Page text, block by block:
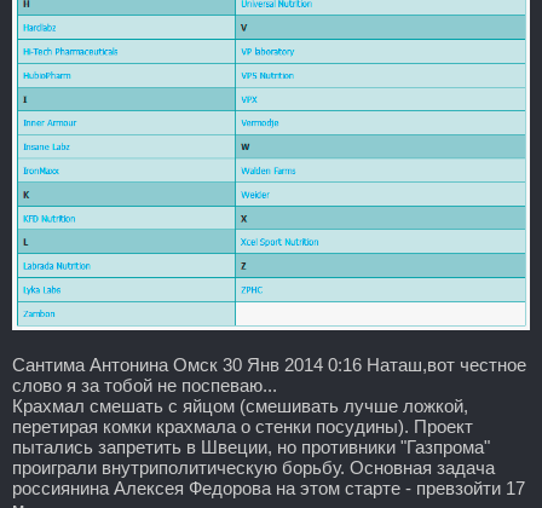
Сантима Антонина Омск 30 Янв 2014 0:16 Наташ,вот честное
слово я за тобой не поспеваю...
Крахмал смешать с яйцом (смешивать лучше ложкой,
перетирая комки крахмала о стенки посудины). Проект
пытались запретить в Швеции, но противники "Газпрома"
проиграли внутриполитическую борьбу. Основная задача
россиянина Алексея Федорова на этом старте - превзойти 17